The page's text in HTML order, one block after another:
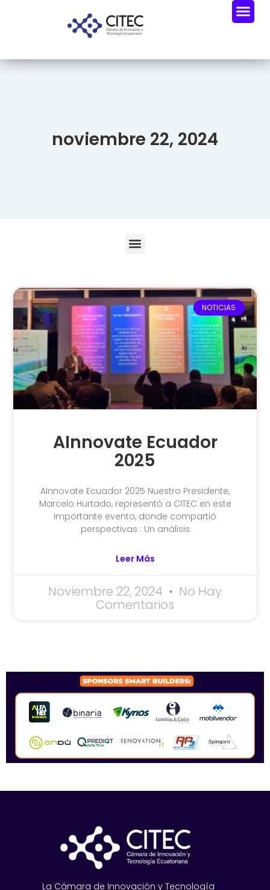
noviembre 22, 2024
NOTICIAS
AInnovate Ecuador
2025
AInnovate Ecuador 2025 Nuestro Presidente,
Marcelo Hurtado, representó a CITEC en este
importante evento, donde compartió
perspectivas : Un análisis
Leer Más
Noviembre 22, 2024 No Hay
Comentarios
La Cámara de Innovación y Tecnología